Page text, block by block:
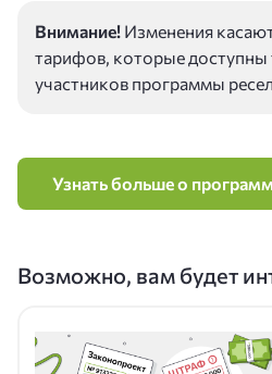
Внимание! Изменения
тарифов, которые доступны
участников программы
Узнать больше о
Возможно, вам будет